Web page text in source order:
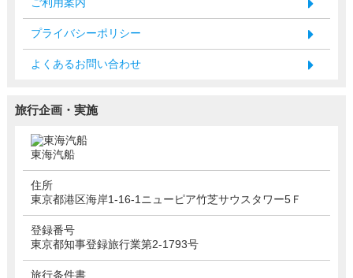
プライバシーポリシー
よくあるお問い合わせ
旅行企画・実施
東海汽船
住所
東京都港区海岸1-16-1ニューピア竹芝サウスタワー5Ｆ
登録番号
東京都知事登録旅行業第2-1793号
旅行条件書